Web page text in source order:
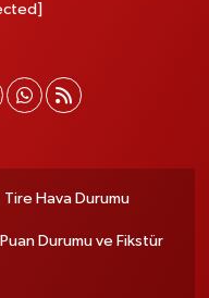
Tire Hava Durumu
Puan Durumu ve Fikstür